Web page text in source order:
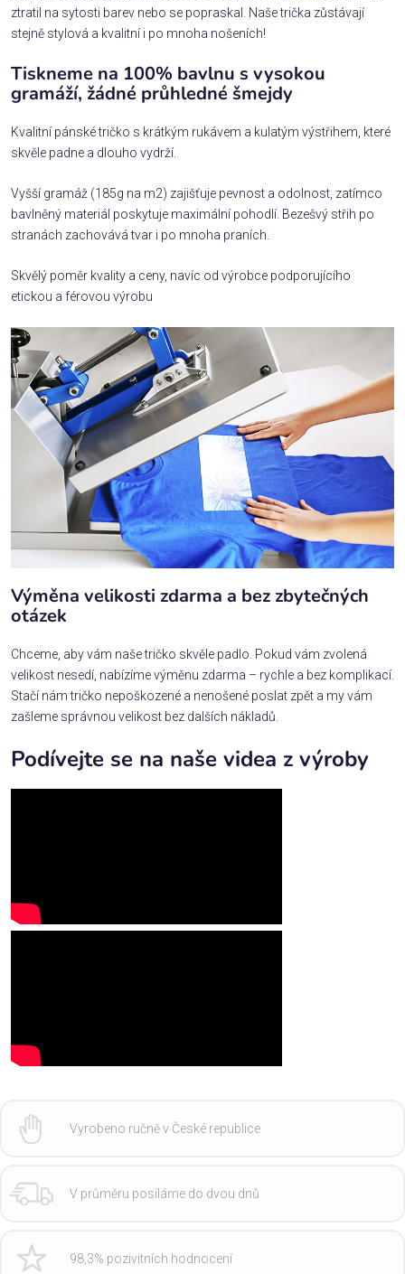
ztratil na sytosti barev nebo se popraskal. Naše trička zůstávají
stejně stylová a kvalitní i po mnoha nošeních!
Tiskneme na 100% bavlnu s vysokou
gramáží, žádné průhledné šmejdy
Kvalitní pánské tričko s krátkým rukávem a kulatým výstřihem, které
skvěle padne a dlouho vydrží.
Vyšší gramáž (185g na m2) zajišťuje pevnost a odolnost, zatímco
bavlněný materiál poskytuje maximální pohodlí. Bezešvý střih po
stranách zachovává tvar i po mnoha praních.
Skvělý poměr kvality a ceny, navíc od výrobce podporujícího
etickou a férovou výrobu
Výměna velikosti zdarma a bez zbytečných
otázek
Chceme, aby vám naše tričko skvěle padlo. Pokud vám zvolená
velikost nesedí, nabízíme výměnu zdarma – rychle a bez komplikací.
Stačí nám tričko nepoškozené a nenošené poslat zpět a my vám
zašleme správnou velikost bez dalších nákladů.
Podívejte se na naše videa z výroby
Vyrobeno ručně v České republice
V průměru posíláme do dvou dnů
98,3% pozivitních hodnocení